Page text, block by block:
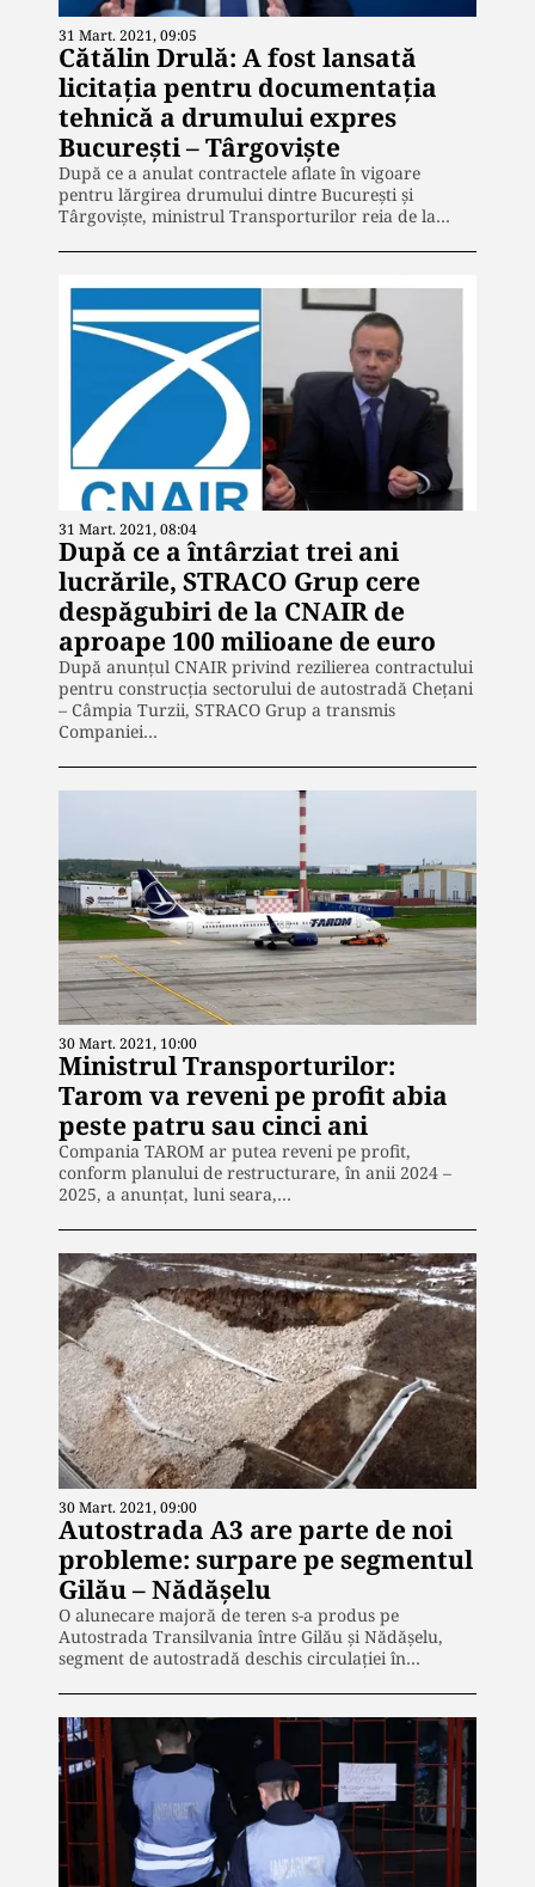
31 Mart. 2021, 09:05
Cătălin Drulă: A fost lansată
licitația pentru documentația
tehnică a drumului expres
București – Târgoviște
După ce a anulat contractele aflate în vigoare
pentru lărgirea drumului dintre București și
Târgoviște, ministrul Transporturilor reia de la…
31 Mart. 2021, 08:04
După ce a întârziat trei ani
lucrările, STRACO Grup cere
despăgubiri de la CNAIR de
aproape 100 milioane de euro
După anunțul CNAIR privind rezilierea contractului
pentru construcția sectorului de autostradă Chețani
– Câmpia Turzii, STRACO Grup a transmis
Companiei…
30 Mart. 2021, 10:00
Ministrul Transporturilor:
Tarom va reveni pe profit abia
peste patru sau cinci ani
Compania TAROM ar putea reveni pe profit,
conform planului de restructurare, în anii 2024 –
2025, a anunţat, luni seara,…
30 Mart. 2021, 09:00
Autostrada A3 are parte de noi
probleme: surpare pe segmentul
Gilău – Nădășelu
O alunecare majoră de teren s-a produs pe
Autostrada Transilvania între Gilău și Nădășelu,
segment de autostradă deschis circulației în…